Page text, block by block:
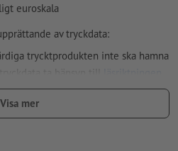
euroskala
av tryckdata:
trycktprodukten inte ska hamna
Visa mer